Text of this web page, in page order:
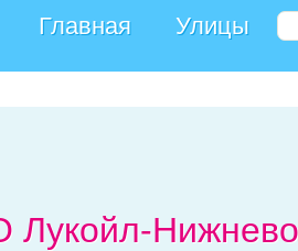
Главная Улицы